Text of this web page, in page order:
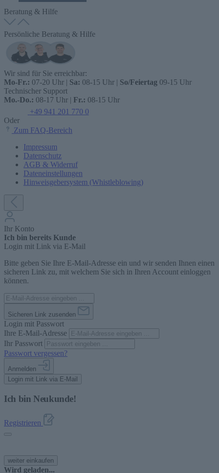
Beratung & Hilfe
Persönliche Beratung & Hilfe
Wir sind für Sie erreichbar:
Mo-Fr.: 07-20 Uhr | Sa: 08-15 Uhr | So/Feiertag 09-15 Uhr
Technischer Support
Mo.-Do.: 08-17 Uhr | Fr.: 08-15 Uhr
+49 941 201 770 0
Oder
Zum FAQ-Bereich
Impressum
Datenschutz
AGB & Widerruf
Dateneinstellungen
Hinweisgebersystem (Whistleblowing)
Ihr Konto
Ich bin bereits Kunde
Login mit Link via E-Mail
Bitte geben Sie Ihre E-Mail-Adresse ein und wir senden Ihnen einen
sicheren Link zu, mit welchem Sie sich in Ihren Account einloggen
können.
Sicheren Link zusenden
Login mit Passwort
Ihre E-Mail-Adresse
Ihr Passwort
Passwort vergessen?
Anmelden
Login mit Link via E-Mail
Ich bin Neukunde!
Registrieren
weiter einkaufen
Wird geladen...